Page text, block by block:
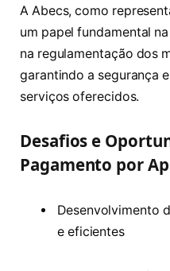
A Abecs, como
um papel fundamental
na regulamentação dos
garantindo a segurança
serviços oferecidos.
Desafios e
Pagamento por
Desenvolvimento
e eficientes